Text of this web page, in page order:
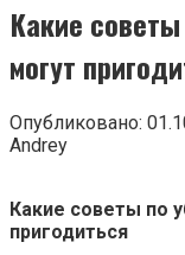
Какие
могут
Опубликовано:
Andrey
Какие советы по
пригодиться